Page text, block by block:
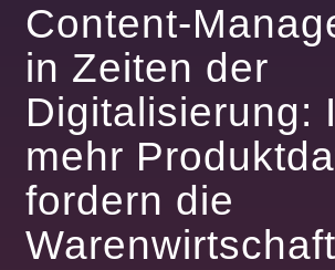
Content-
in Zeiten der
Digitalisierung:
mehr
fordern die